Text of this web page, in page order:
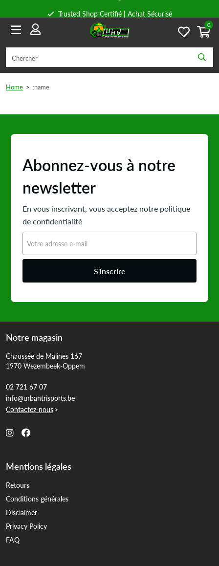
Trusted Shop Certifié | Achat Sécurisé
Conseils personnels
Livraison gratuite à partir de 59€ en Belgique et 89€ en France.
0
Home > :name
Abonnez-vous à notre
newsletter
En vous inscrivant, vous acceptez notre politique
de confidentialité
S'inscrire
Notre magasin
Chaussée de Malines 167
1970 Wezembeek-Oppem
02 721 67 07
info@urbantrisports.be
Contactez-nous>
Mentions légales
Retours
Conditions générales
Disclaimer
Privacy Policy
FAQ